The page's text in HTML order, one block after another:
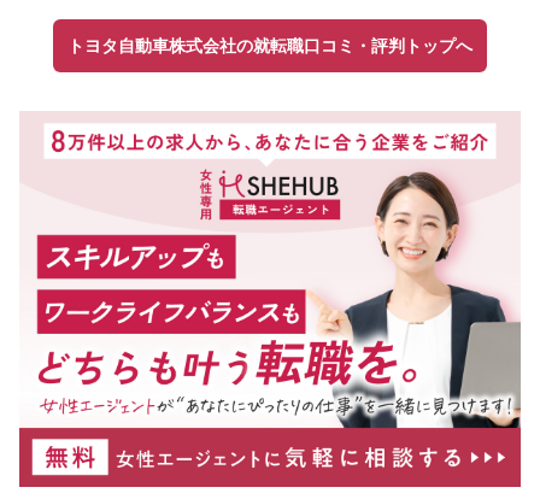
トヨタ自動車株式会社の就転職口コミ・評判トップへ